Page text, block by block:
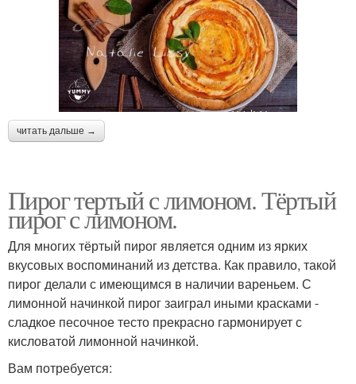
читать дальше →
Пирог тертый с лимоном. Тёртый
пирог с лимоном.
Для многих тёртый пирог является одним из ярких
вкусовых воспоминаний из детства. Как правило, такой
пирог делали с имеющимся в наличии вареньем. С
лимонной начинкой пирог заиграл иными красками -
сладкое песочное тесто прекрасно гармонирует с
кисловатой лимонной начинкой.
Вам потребуется: